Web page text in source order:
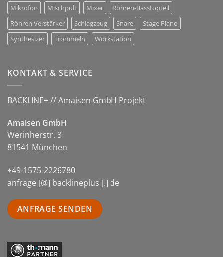
Mikrofon
Mischpult Mixer
Röhren-Basstopteil
Röhren Verstärker
Schlagzeug Snare
Stage Piano
Synthesizer
Trommeln Workstation
KONTAKT & SERVICE
BACKLINE+ // Amaisen GmbH Projekt
Amaisen GmbH
Werinherstr. 3
81541 München
+49-1575-2226780
anfrage [@] backlineplus [.] de
ANFRAGE SENDEN